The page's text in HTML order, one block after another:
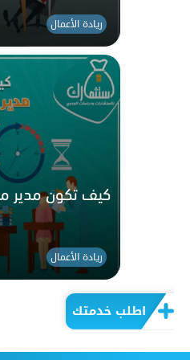
اطلب خدمتك
ريادة الأعمال
كيف تكون مدير
ريادة الأعمال